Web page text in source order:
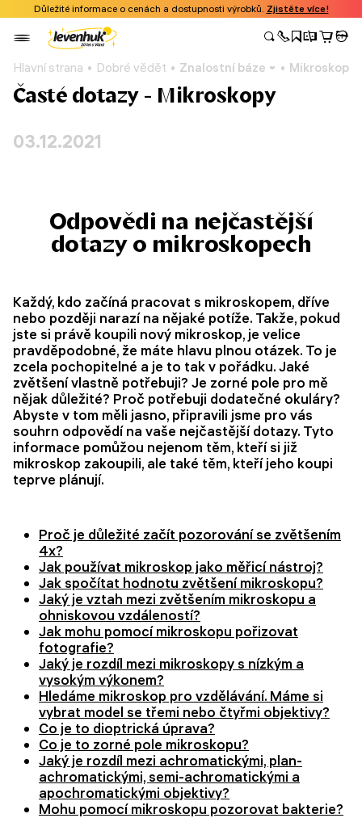
Důležité informace o cenách a dostupnosti výrobků. Zjistěte více!
Hlavní strana Dobré vědět Znalostní báze Mikroskopy
Časté dotazy - Mikroskopy
03.12.2021
Odpovědi na nejčastější
dotazy o mikroskopech
Každý, kdo začíná pracovat s mikroskopem, dříve
nebo později narazí na nějaké potíže. Takže, pokud
jste si právě koupili nový mikroskop, je velice
pravděpodobné, že máte hlavu plnou otázek. To je
zcela pochopitelné a je to tak v pořádku. Jaké
zvětšení vlastně potřebuji? Je zorné pole pro mě
nějak důležité? Proč potřebuji dodatečné okuláry?
Abyste v tom měli jasno, připravili jsme pro vás
souhrn odpovědí na vaše nejčastější dotazy. Tyto
informace pomůžou nejenom těm, kteří si již
mikroskop zakoupili, ale také těm, kteří jeho koupi
teprve plánují.
Proč je důležité začít pozorování se zvětšením
4x?
Jak používat mikroskop jako měřicí nástroj?
Jak spočítat hodnotu zvětšení mikroskopu?
Jaký je vztah mezi zvětšením mikroskopu a
ohniskovou vzdáleností?
Jak mohu pomocí mikroskopu pořizovat
fotografie?
Jaký je rozdíl mezi mikroskopy s nízkým a
vysokým výkonem?
Hledáme mikroskop pro vzdělávání. Máme si
vybrat model se třemi nebo čtyřmi objektivy?
Co je to dioptrická úprava?
Co je to zorné pole mikroskopu?
Jaký je rozdíl mezi achromatickými, plan-
achromatickými, semi-achromatickými a
apochromatickými objektivy?
Mohu pomocí mikroskopu pozorovat bakterie?